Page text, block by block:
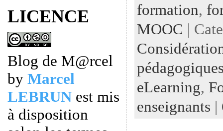
LICENCE
Blog de M@rcel
by Marcel
LEBRUNest mis
à disposition
formation,
MOOC |
eLearning,
enseignants |